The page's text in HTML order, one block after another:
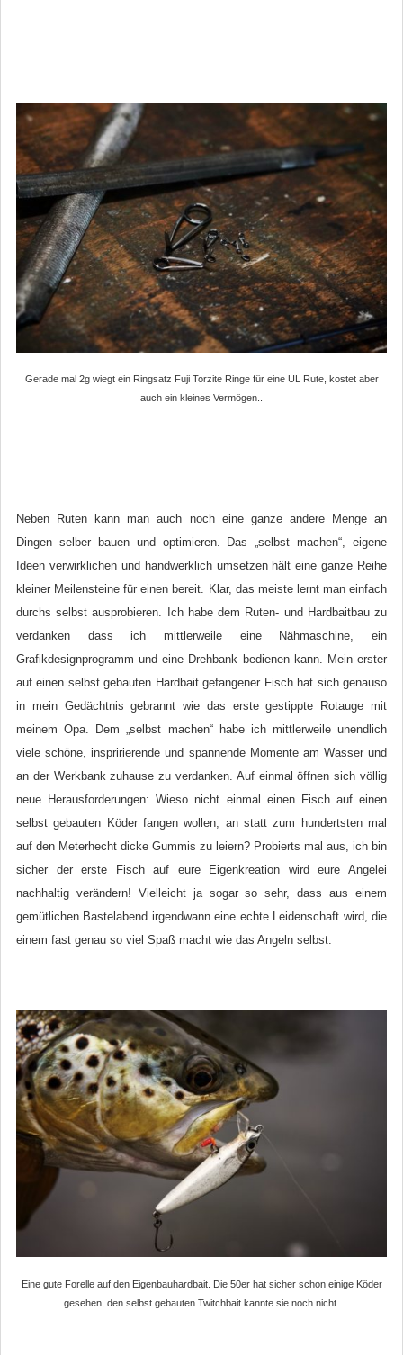
Gerade mal 2g wiegt ein Ringsatz Fuji Torzite Ringe für eine UL Rute, kostet aber
auch ein kleines Vermögen..
Neben Ruten kann man auch noch eine ganze andere Menge an
Dingen selber bauen und optimieren. Das „selbst machen“, eigene
Ideen verwirklichen und handwerklich umsetzen hält eine ganze Reihe
kleiner Meilensteine für einen bereit. Klar, das meiste lernt man einfach
durchs selbst ausprobieren. Ich habe dem Ruten- und Hardbaitbau zu
verdanken dass ich mittlerweile eine Nähmaschine, ein
Grafikdesignprogramm und eine Drehbank bedienen kann. Mein erster
auf einen selbst gebauten Hardbait gefangener Fisch hat sich genauso
in mein Gedächtnis gebrannt wie das erste gestippte Rotauge mit
meinem Opa. Dem „selbst machen“ habe ich mittlerweile unendlich
viele schöne, inspririerende und spannende Momente am Wasser und
an der Werkbank zuhause zu verdanken. Auf einmal öffnen sich völlig
neue Herausforderungen: Wieso nicht einmal einen Fisch auf einen
selbst gebauten Köder fangen wollen, an statt zum hundertsten mal
auf den Meterhecht dicke Gummis zu leiern? Probierts mal aus, ich bin
sicher der erste Fisch auf eure Eigenkreation wird eure Angelei
nachhaltig verändern! Vielleicht ja sogar so sehr, dass aus einem
gemütlichen Bastelabend irgendwann eine echte Leidenschaft wird, die
einem fast genau so viel Spaß macht wie das Angeln selbst.
Eine gute Forelle auf den Eigenbauhardbait. Die 50er hat sicher schon einige Köder
gesehen, den selbst gebauten Twitchbait kannte sie noch nicht.